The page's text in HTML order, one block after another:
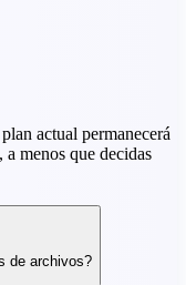
actual permanecerá
menos que decidas
de archivos?